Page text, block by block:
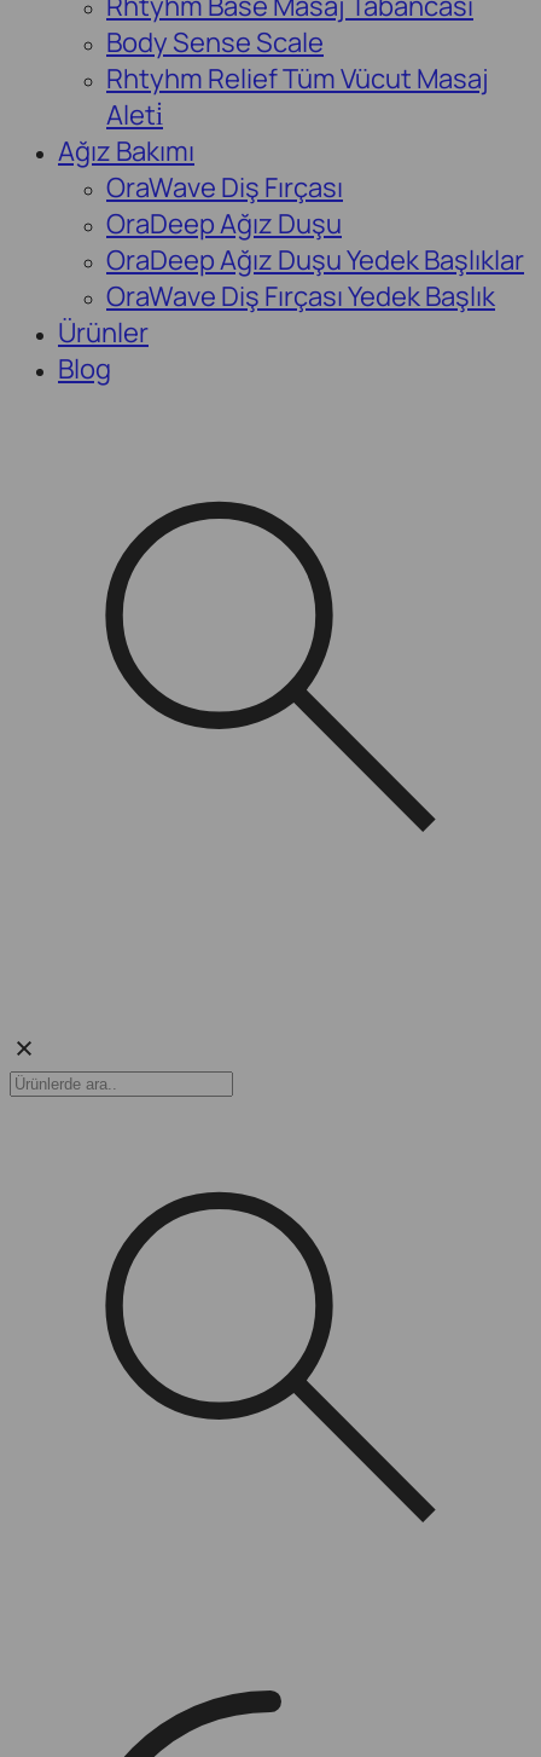
Body Sense Scale
Rhtyhm Relief Tüm Vücut Masaj
Aleti̇
Ağız Bakımı
OraWave Diş Fırçası
OraDeep Ağız Duşu
OraDeep Ağız Duşu Yedek Başlıklar
OraWave Diş Fırçası Yedek Başlık
Ürünler
Blog